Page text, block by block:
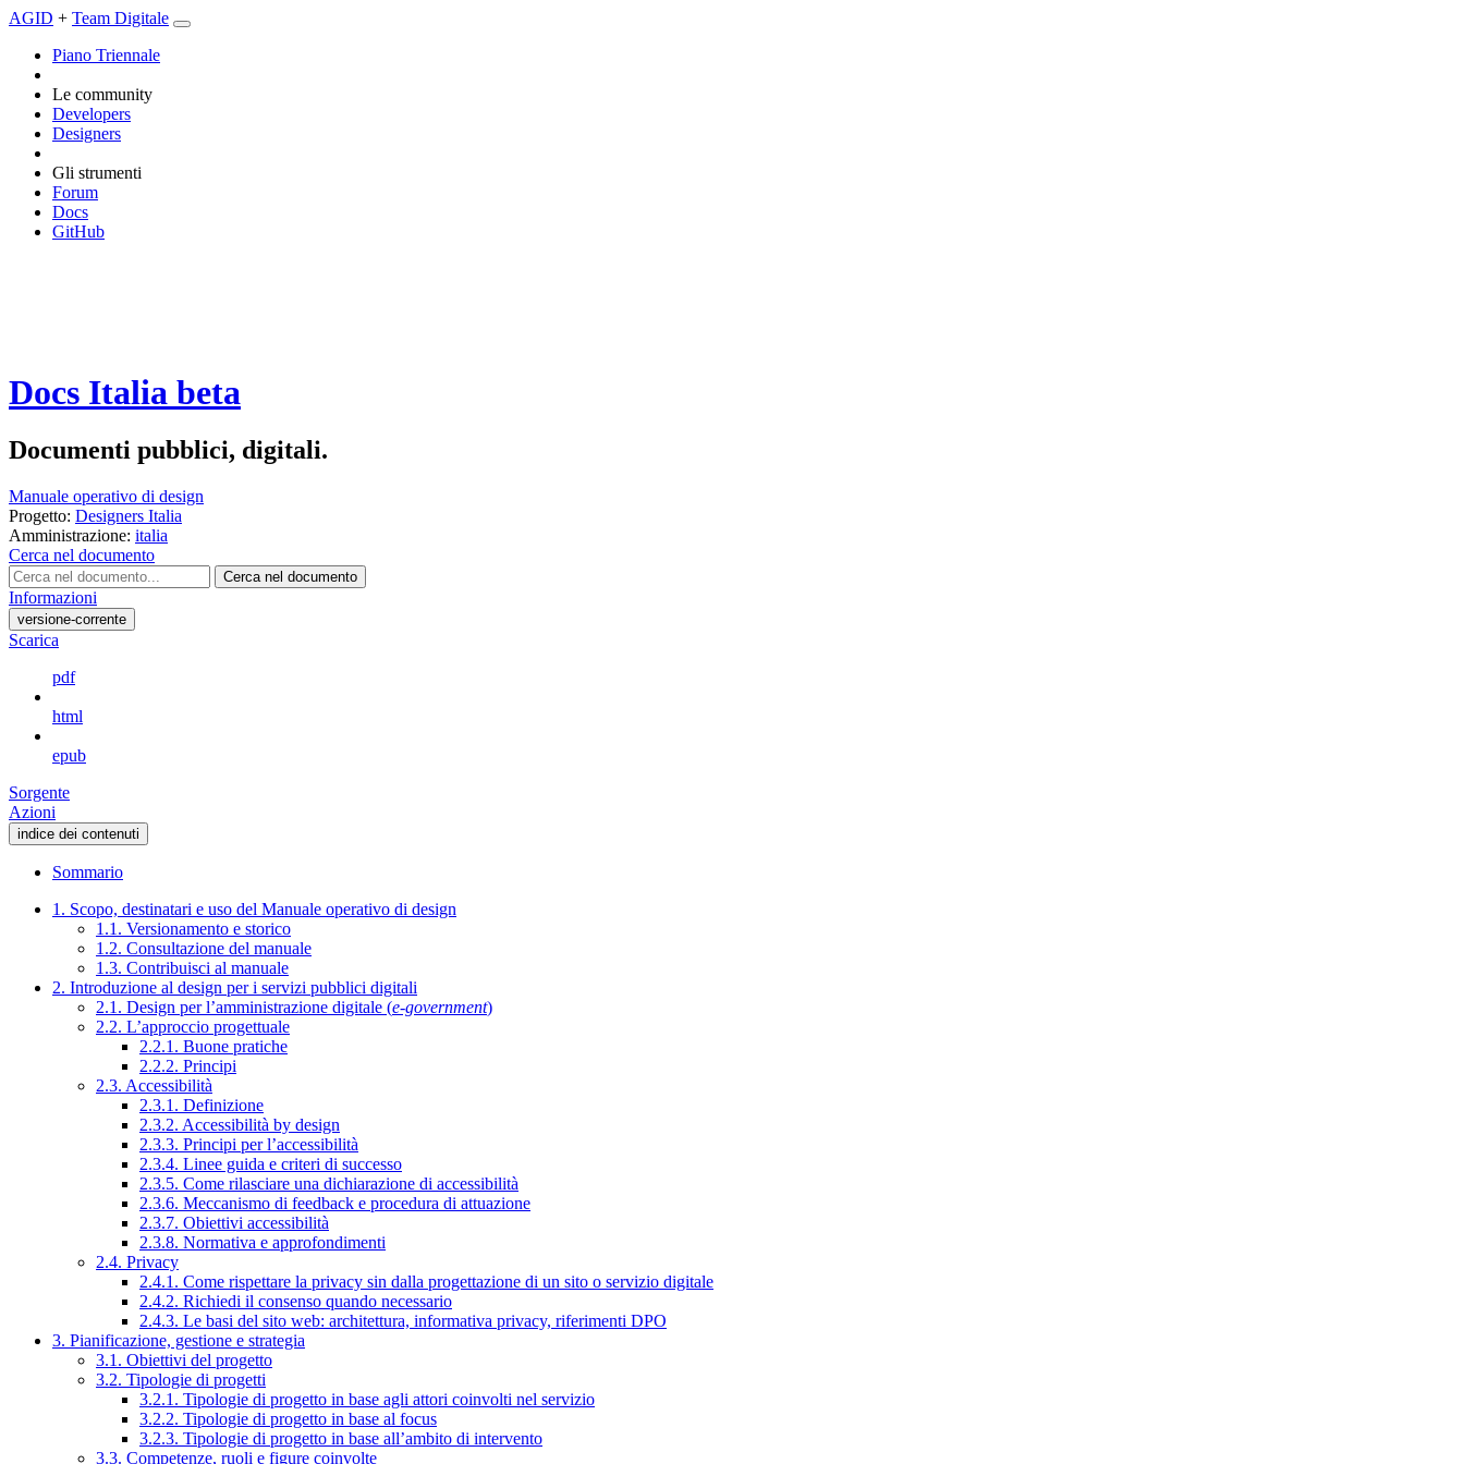
AGID + Team Digitale
Piano Triennale
Le community
Developers
Designers
Gli strumenti
Forum
Docs
GitHub
Docs Italia beta
Documenti pubblici, digitali.
Manuale operativo di design
Progetto: Designers Italia
Amministrazione: italia
Cerca nel documento
Cerca nel documento
Informazioni
versione-corrente
Scarica
pdf
html
epub
Sorgente
Azioni
indice dei contenuti
Sommario
1. Scopo, destinatari e uso del Manuale operativo di design
1.1. Versionamento e storico
1.2. Consultazione del manuale
1.3. Contribuisci al manuale
2. Introduzione al design per i servizi pubblici digitali
2.1. Design per l’amministrazione digitale (e-government)
2.2. L’approccio progettuale
2.2.1. Buone pratiche
2.2.2. Principi
2.3. Accessibilità
2.3.1. Definizione
2.3.2. Accessibilità by design
2.3.3. Principi per l’accessibilità
2.3.4. Linee guida e criteri di successo
2.3.5. Come rilasciare una dichiarazione di accessibilità
2.3.6. Meccanismo di feedback e procedura di attuazione
2.3.7. Obiettivi accessibilità
2.3.8. Normativa e approfondimenti
2.4. Privacy
2.4.1. Come rispettare la privacy sin dalla progettazione di un sito o servizio digitale
2.4.2. Richiedi il consenso quando necessario
2.4.3. Le basi del sito web: architettura, informativa privacy, riferimenti DPO
3. Pianificazione, gestione e strategia
3.1. Obiettivi del progetto
3.2. Tipologie di progetti
3.2.1. Tipologie di progetto in base agli attori coinvolti nel servizio
3.2.2. Tipologie di progetto in base al focus
3.2.3. Tipologie di progetto in base all’ambito di intervento
3.3. Competenze, ruoli e figure coinvolte